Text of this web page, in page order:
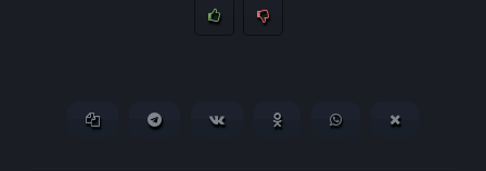
Копировать ссылкуПоделиться в Telegram
Поделиться ВКонтактеПоделиться в
Поделиться в